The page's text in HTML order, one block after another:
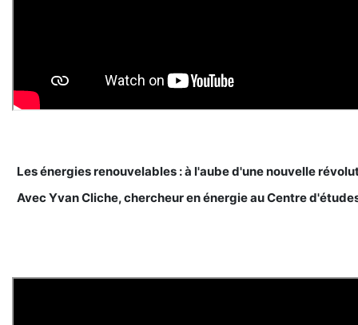
Les énergies renouvelables : à l'aube d'une nouvelle
Avec Yvan Cliche, chercheur en énergie au Centre